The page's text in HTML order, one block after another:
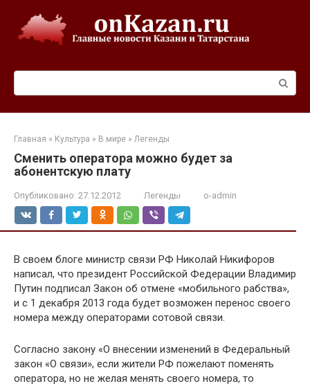
контенту
Главная » Культура » В мире » Легенды
Сменить оператора можно будет за
абонентскую плату
Опубликовано: 27.12.2012 Легенды o-admin
В своем блоге министр связи РФ Николай Никифоров
написал, что президент Российской Федерации Владимир
Путин подписал Закон об отмене «мобильного рабства»,
и с 1 декабря 2013 года будет возможен перенос своего
номера между операторами сотовой связи.
Согласно закону «О внесении изменений в Федеральный
закон «О связи», если жители РФ пожелают поменять
оператора, но не желая менять своего номера, то